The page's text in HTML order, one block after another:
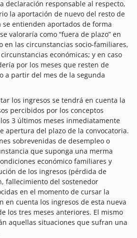
declaración responsable al respecto,
la aportación de nuevo del resto de
se entienden aportados de forma
valoraría como “fuera de plazo” en
en las circunstancias socio-familiares,
económicas; y en caso
por los meses que resten de
a partir del mes de la segunda
los ingresos se tendrá en cuenta la
percibidos por los conceptos
3 últimos meses inmediatamente
apertura del plazo de la convocatoria.
sobrevenidas de desempleo o
que suponga una merma
económico familiares y
de los ingresos (pérdida de
fallecimiento del sostenedor
en el momento de cursar la
en cuenta los ingresos de esta nueva
los tres meses anteriores. El mismo
aquellas situaciones que sufran una